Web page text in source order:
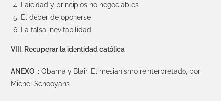
Laicidad y principios no negociables
El deber de oponerse
La falsa inevitabilidad
VIII. Recuperar la identidad católica
ANEXO I: Obama y Blair. El mesianismo reinterpretado, por
Michel Schooyans